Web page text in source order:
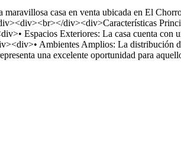
casa en venta ubicada en El
div><div>Características
Espacios Exteriores: La casa cuenta
Ambientes Amplios: La distribución
una excelente oportunidad para